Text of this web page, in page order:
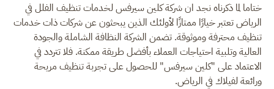
ختاما لما ذكرناه نجد ان شركة كلين سيرفس لخدمات تنظيف الفلل في
الرياض تعتبر خيارًا ممتازًا لأولئك الذين يبحثون عن شركات ذات خدمات
تنظيف محترفة وموثوقة. تضمن الشركة النظافة الشاملة والجودة
العالية وتلبية احتياجات العملاء بأفضل طريقة ممكنة. فلا تتردد في
الاعتماد على "كلين سيرفس" للحصول على تجربة تنظيف مريحة
ورائعة لفيلاك في الرياض.